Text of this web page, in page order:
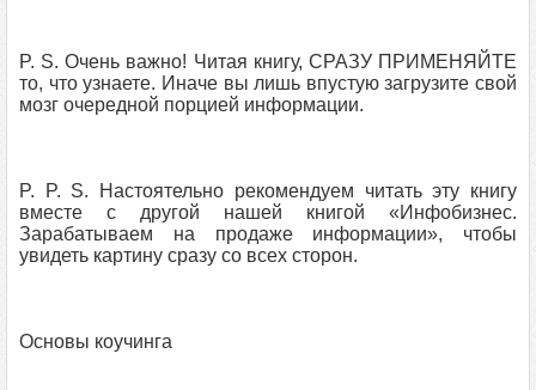
P. S. Очень важно! Читая книгу, СРАЗУ ПРИМЕНЯЙТЕ
то, что узнаете. Иначе вы лишь впустую загрузите свой
мозг очередной порцией информации.
P. P. S. Настоятельно рекомендуем читать эту книгу
вместе с другой нашей книгой «Инфобизнес.
Зарабатываем на продаже информации», чтобы
увидеть картину сразу со всех сторон.
Основы коучинга